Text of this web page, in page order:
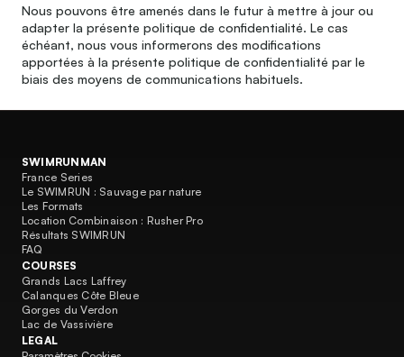
Nous pouvons être amenés dans le futur à mettre à jour ou
adapter la présente politique de confidentialité. Le cas
échéant, nous vous informerons des modifications
apportées à la présente politique de confidentialité par le
biais des moyens de communications habituels.
SWIMRUNMAN
France Series
Le SWIMRUN : Sauvage par nature
Les Formats
Location Combinaison : Rusher Pro
Résultats SWIMRUN
FAQ
COURSES
Grands Lacs Laffrey
Calanques Côte Bleue
Gorges du Verdon
Lac de Vassivière
LEGAL